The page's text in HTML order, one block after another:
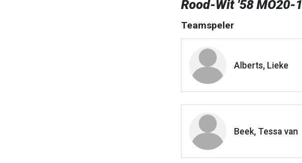
Rood-Wit '58 MO20-1
Teamspeler
Alberts, Lieke
Beek, Tessa van